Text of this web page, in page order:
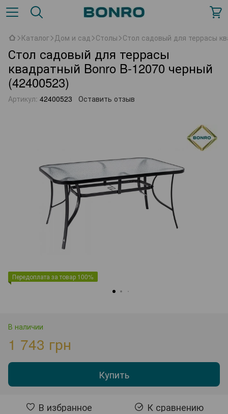
Каталог Дом и сад Столы Стол садовый для террасы
Стол садовый для террасы
квадратный Bonro B-12070 черный
(42400523)
Артикул: 42400523 Оставить отзыв
Передоплата за товар 100%
В наличии
1 743 грн
Купить
В избранное К сравнению